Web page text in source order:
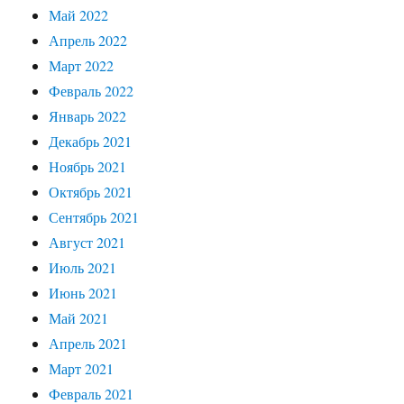
Май 2022
Апрель 2022
Март 2022
Февраль 2022
Январь 2022
Декабрь 2021
Ноябрь 2021
Октябрь 2021
Сентябрь 2021
Август 2021
Июль 2021
Июнь 2021
Май 2021
Апрель 2021
Март 2021
Февраль 2021